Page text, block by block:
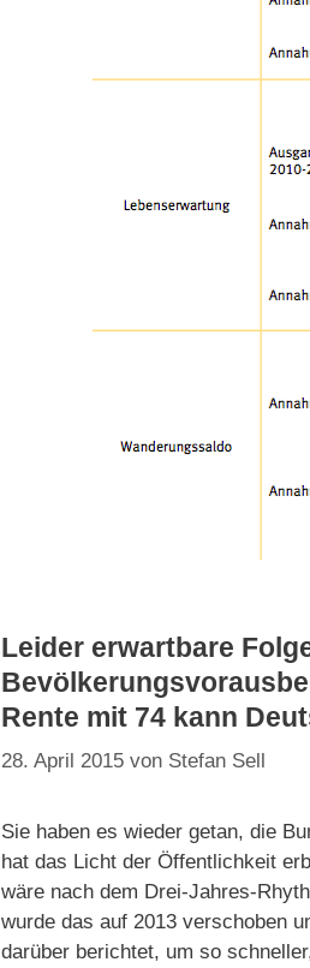
Leider erwartbare
Rente mit 74 kann
28. April 2015 von Stefan Sell
Sie haben es wieder getan, die
hat das Licht der Öffentlichkeit
wäre nach dem Drei-Jahres-
wurde das auf 2013 verschoben
darüber berichtet, um so